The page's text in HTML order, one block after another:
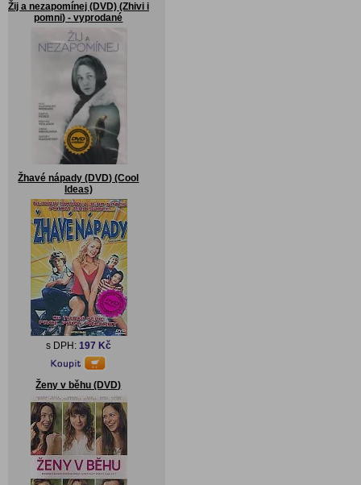
Žij a nezapomínej (DVD) (Zhivi i
pomni) - vyprodané
Žhavé nápady (DVD) (Cool
Ideas)
s DPH: 197 Kč
Ženy v běhu (DVD)